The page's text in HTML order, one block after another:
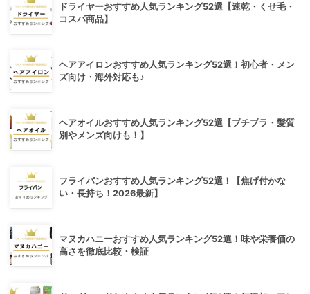
ドライヤーおすすめ人気ランキング52選【速乾・くせ毛・
コスパ商品】
ヘアアイロンおすすめ人気ランキング52選！初心者・メン
ズ向け・海外対応も♪
ヘアオイルおすすめ人気ランキング52選【プチプラ・髪質
別やメンズ向けも！】
フライパンおすすめ人気ランキング52選！【焦げ付かな
い・長持ち！2026最新】
マヌカハニーおすすめ人気ランキング52選！味や栄養価の
高さを徹底比較・検証